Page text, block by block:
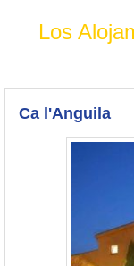
Los
Ca l'Anguila